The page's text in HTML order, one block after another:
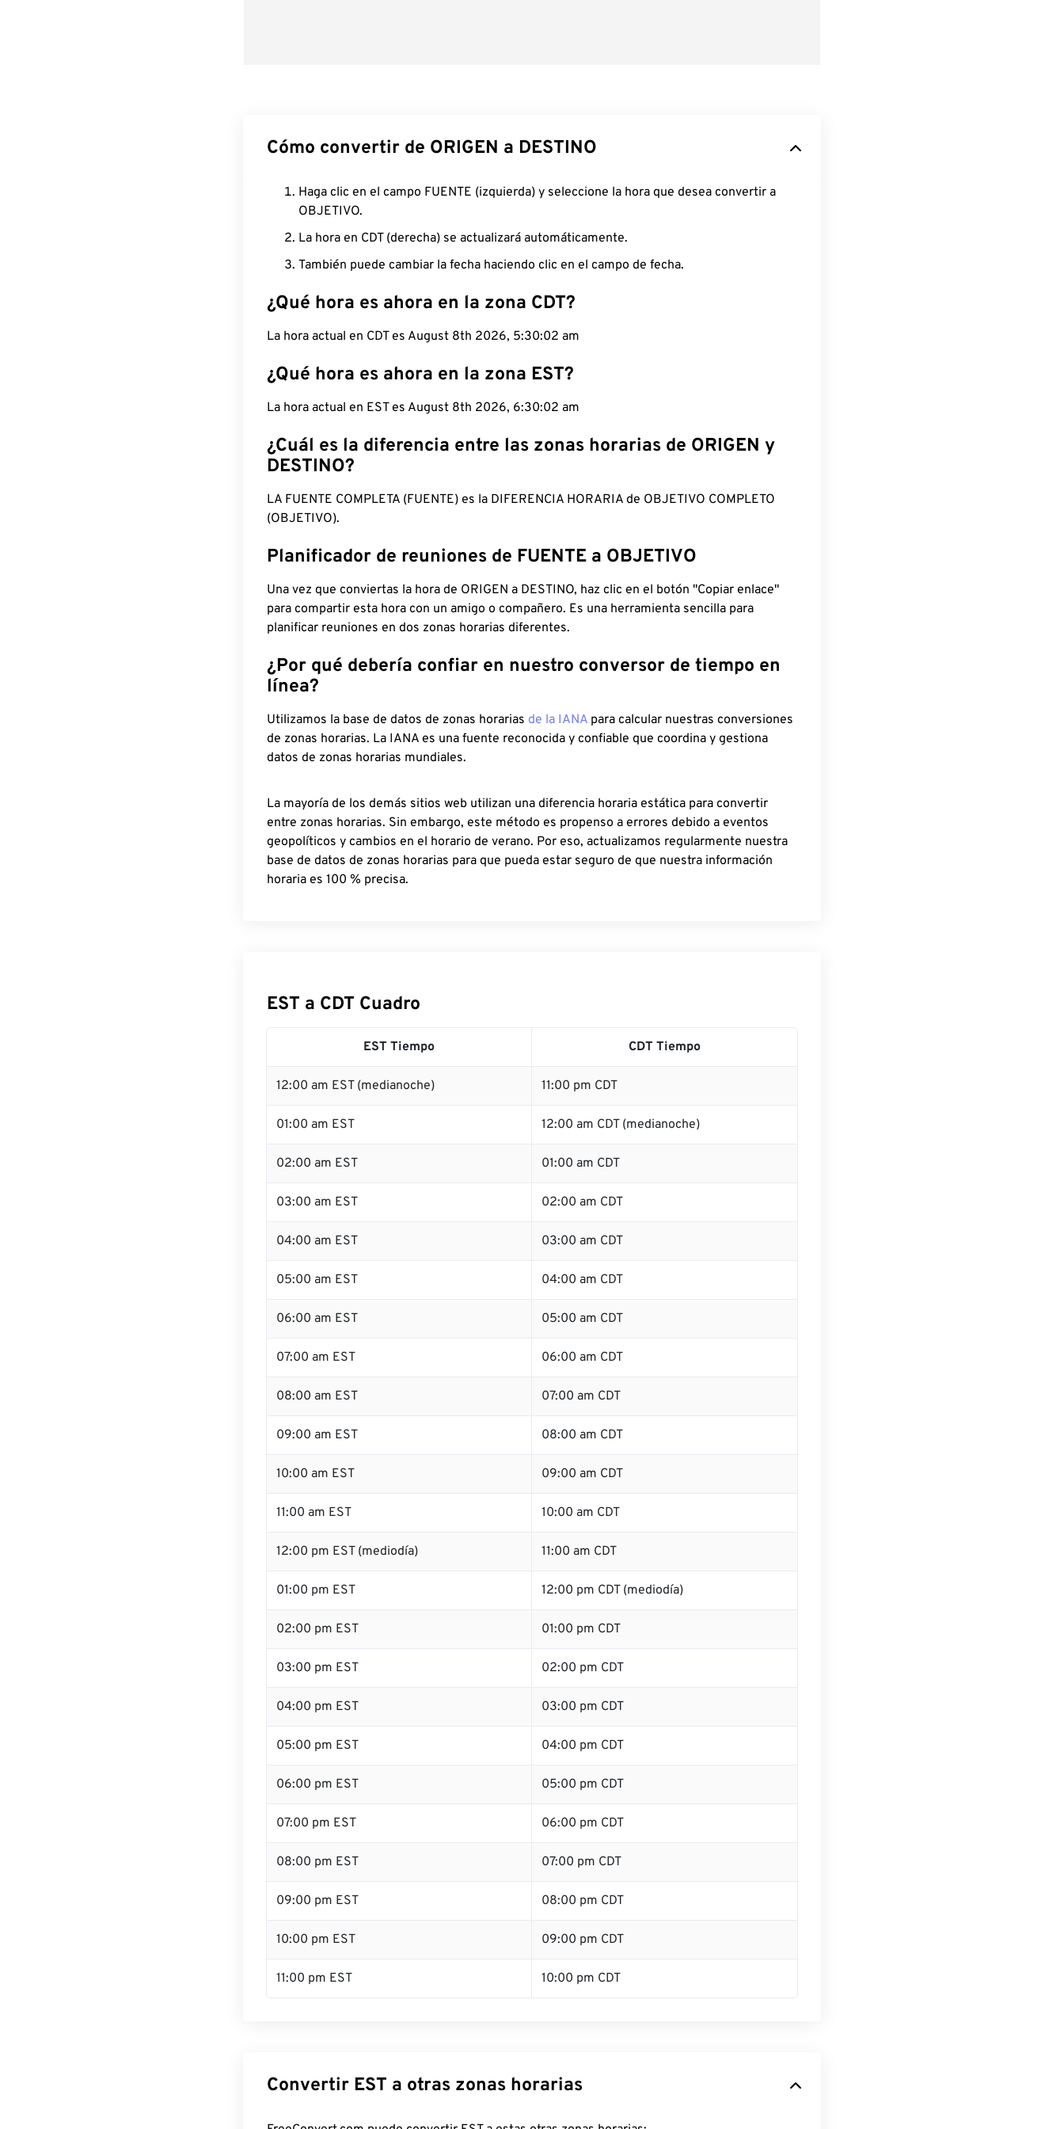
Cómo convertir de ORIGEN a DESTINO
Haga clic en el campo FUENTE (izquierda) y seleccione la hora que desea convertir a
OBJETIVO.
La hora en CDT (derecha) se actualizará automáticamente.
También puede cambiar la fecha haciendo clic en el campo de fecha.
¿Qué hora es ahora en la zona CDT?
La hora actual en CDT es August 8th 2026, 5:30:03 am
¿Qué hora es ahora en la zona EST?
La hora actual en EST es August 8th 2026, 6:30:03 am
¿Cuál es la diferencia entre las zonas horarias de ORIGEN y
DESTINO?
LA FUENTE COMPLETA (FUENTE) es la DIFERENCIA HORARIA de OBJETIVO COMPLETO
(OBJETIVO).
Planificador de reuniones de FUENTE a OBJETIVO
Una vez que conviertas la hora de ORIGEN a DESTINO, haz clic en el botón "Copiar enlace"
para compartir esta hora con un amigo o compañero. Es una herramienta sencilla para
planificar reuniones en dos zonas horarias diferentes.
¿Por qué debería confiar en nuestro conversor de tiempo en
línea?
Utilizamos la base de datos de zonas horarias de la IANA para calcular nuestras conversiones
de zonas horarias. La IANA es una fuente reconocida y confiable que coordina y gestiona
datos de zonas horarias mundiales.
La mayoría de los demás sitios web utilizan una diferencia horaria estática para convertir
entre zonas horarias. Sin embargo, este método es propenso a errores debido a eventos
geopolíticos y cambios en el horario de verano. Por eso, actualizamos regularmente nuestra
base de datos de zonas horarias para que pueda estar seguro de que nuestra información
horaria es 100 % precisa.
EST a CDT Cuadro
EST Tiempo CDT Tiempo
12:00 am EST (medianoche) 11:00 pm CDT
01:00 am EST 12:00 am CDT (medianoche)
02:00 am EST 01:00 am CDT
03:00 am EST 02:00 am CDT
04:00 am EST 03:00 am CDT
05:00 am EST 04:00 am CDT
06:00 am EST 05:00 am CDT
07:00 am EST 06:00 am CDT
08:00 am EST 07:00 am CDT
09:00 am EST 08:00 am CDT
10:00 am EST 09:00 am CDT
11:00 am EST 10:00 am CDT
12:00 pm EST (mediodía) 11:00 am CDT
01:00 pm EST 12:00 pm CDT (mediodía)
02:00 pm EST 01:00 pm CDT
03:00 pm EST 02:00 pm CDT
04:00 pm EST 03:00 pm CDT
05:00 pm EST 04:00 pm CDT
06:00 pm EST 05:00 pm CDT
07:00 pm EST 06:00 pm CDT
08:00 pm EST 07:00 pm CDT
09:00 pm EST 08:00 pm CDT
10:00 pm EST 09:00 pm CDT
11:00 pm EST 10:00 pm CDT
Convertir EST a otras zonas horarias